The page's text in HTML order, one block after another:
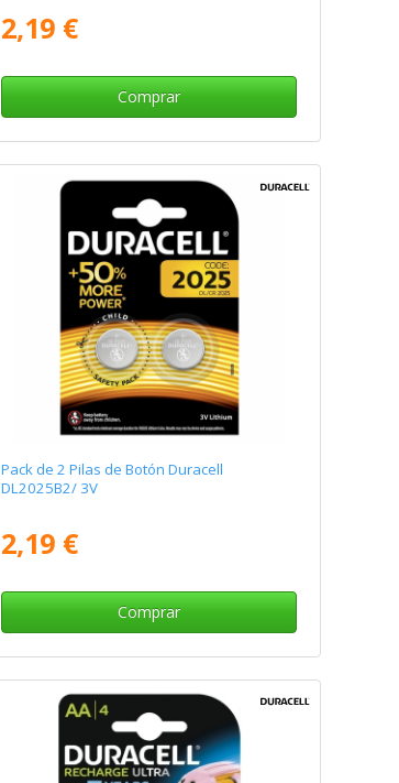
2,19 €
Comprar
Pack de 2 Pilas de Botón Duracell
DL2025B2/ 3V
2,19 €
Comprar